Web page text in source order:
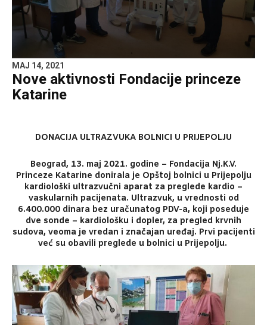
MAJ 14, 2021
Nove aktivnosti Fondacije princeze
Katarine
DONACIJA ULTRAZVUKA BOLNICI U PRIJEPOLJU
Beograd, 13. maj 2021. godine – Fondacija Nj.K.V.
Princeze Katarine donirala je Opštoj bolnici u Prijepolju
kardiološki ultrazvučni aparat za preglede kardio –
vaskularnih pacijenata. Ultrazvuk, u vrednosti od
6.400.000 dinara bez uračunatog PDV-a, koji poseduje
dve sonde – kardiološku i dopler, za pregled krvnih
sudova, veoma je vredan i značajan uređaj. Prvi pacijenti
već su obavili preglede u bolnici u Prijepolju.